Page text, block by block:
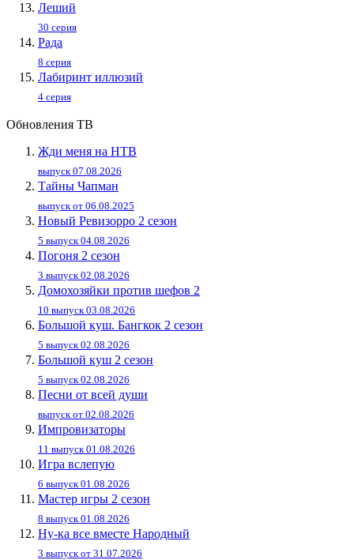
Леший
30 серия
Рада
8 серия
Лабиринт иллюзий
4 серия
Обновления ТВ
Жди меня на НТВ
выпуск 07.08.2026
Тайны Чапман
выпуск от 06.08.2025
Новый Ревизорро 2 сезон
5 выпуск 04.08.2026
Погоня 2 сезон
3 выпуск 02.08.2026
Домохозяйки против шефов 2
10 выпуск 03.08.2026
Большой куш. Бангкок 2 сезон
5 выпуск 02.08.2026
Большой куш 2 сезон
5 выпуск 02.08.2026
Песни от всей души
выпуск от 02.08.2026
Импровизаторы
11 выпуск 01.08.2026
Игра вслепую
6 выпуск 01.08.2026
Мастер игры 2 сезон
8 выпуск 01.08.2026
Ну-ка все вместе Народный
3 выпуск от 31.07.2026